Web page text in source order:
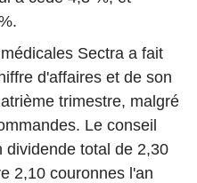
Sectra a fait
d'affaires et de son
trimestre, malgré
Le conseil
dividende total de 2,30
2,10 couronnes l'an